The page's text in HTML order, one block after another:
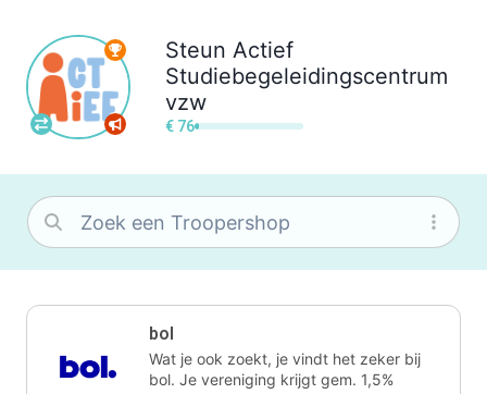
Steun Actief
Studiebegeleidingscentrum
vzw
€ 76
bol
Wat je ook zoekt, je vindt het zeker bij
bol. Je vereniging krijgt gem. 1,5%